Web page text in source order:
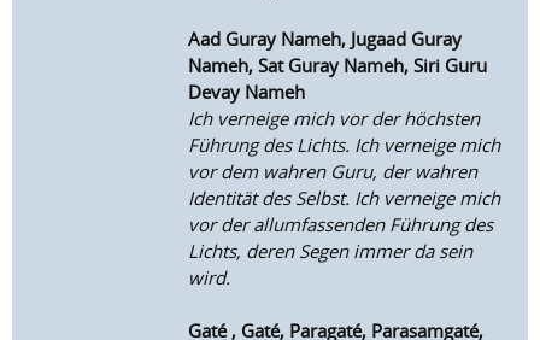
Aad Guray Nameh, Jugaad Guray
Nameh, Sat Guray Nameh, Siri Guru
Devay Nameh
Ich verneige mich vor der höchsten
Führung des Lichts. Ich verneige mich
vor dem wahren Guru, der wahren
Identität des Selbst. Ich verneige mich
vor der allumfassenden Führung des
Lichts, deren Segen immer da sein
wird.
Gaté , Gaté, Paragaté, Parasamgaté,